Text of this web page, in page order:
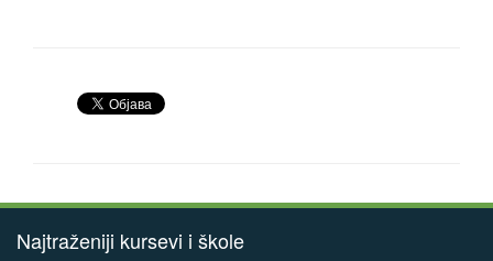
Najtraženiji kursevi i škole